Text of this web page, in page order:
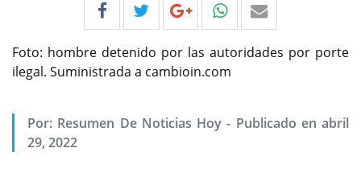
Foto: hombre detenido por las autoridades por porte
ilegal. Suministrada a cambioin.com
Por: Resumen De Noticias Hoy - Publicado en abril
29, 2022